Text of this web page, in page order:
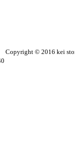
Copyright © 2016 kei